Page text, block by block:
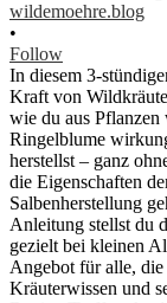
wildemoehre.blog
•
Follow
In diesem 3-
Kraft von
wie du aus Pflanzen
Ringelblume
herstellst – ganz
die Eigenschaften
Salbenherstellung
Anleitung stellst du
gezielt bei kleinen
Angebot für alle,
Kräuterwissen und